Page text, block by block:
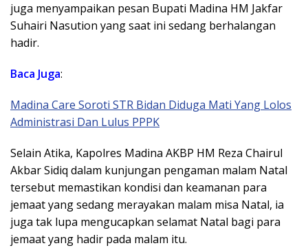
juga menyampaikan pesan Bupati Madina HM Jakfar
Suhairi Nasution yang saat ini sedang berhalangan
hadir.
Baca Juga:
Madina Care Soroti STR Bidan Diduga Mati Yang Lolos
Administrasi Dan Lulus PPPK
Selain Atika, Kapolres Madina AKBP HM Reza Chairul
Akbar Sidiq dalam kunjungan pengaman malam Natal
tersebut memastikan kondisi dan keamanan para
jemaat yang sedang merayakan malam misa Natal, ia
juga tak lupa mengucapkan selamat Natal bagi para
jemaat yang hadir pada malam itu.